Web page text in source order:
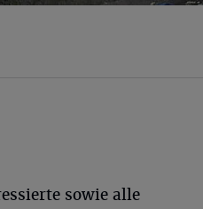
sowie alle